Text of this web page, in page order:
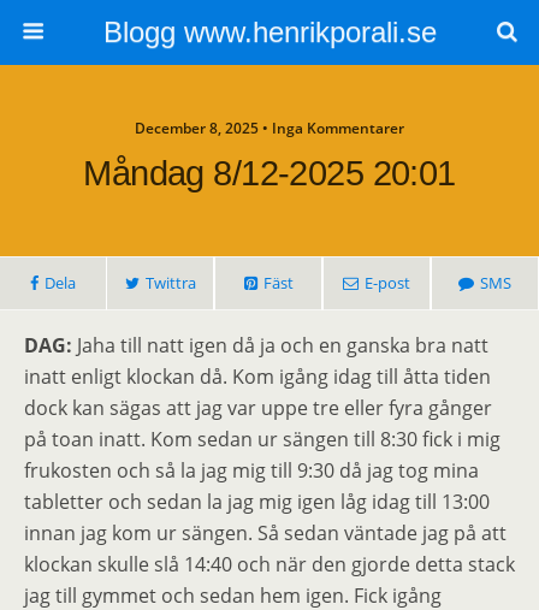
Blogg www.henrikporali.se
December 8, 2025 • Inga Kommentarer
Måndag 8/12-2025 20:01
Dela Twittra Fäst E-post SMS
DAG: Jaha till natt igen då ja och en ganska bra natt
inatt enligt klockan då. Kom igång idag till åtta tiden
dock kan sägas att jag var uppe tre eller fyra gånger
på toan inatt. Kom sedan ur sängen till 8:30 fick i mig
frukosten och så la jag mig till 9:30 då jag tog mina
tabletter och sedan la jag mig igen låg idag till 13:00
innan jag kom ur sängen. Så sedan väntade jag på att
klockan skulle slå 14:40 och när den gjorde detta stack
jag till gymmet och sedan hem igen. Fick igång